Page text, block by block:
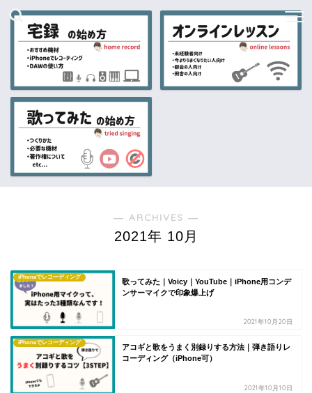
― ARCHIVES ―
2021年 10月
iPhoneでレコーディング
歌ってみた｜Voicy｜YouTube｜iPhone用コンデ
ンサーマイクで印象爆上げ
2021年10月20日
iPhoneでレコーディング
アコギと歌をうまく別録りする方法｜弾き語りレ
コーディング（iPhone可）
2021年10月10日